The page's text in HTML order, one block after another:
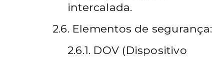
intercalada.
2.6. Elementos de segurança:
2.6.1. DOV (Dispositivo